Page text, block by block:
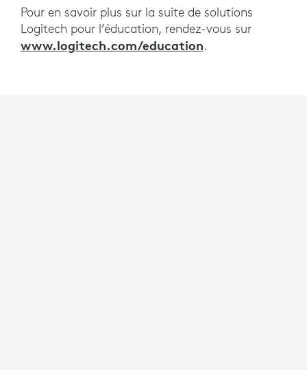
Pour en savoir plus sur la suite de solutions
Logitech pour l’éducation, rendez-vous sur
www.logitech.com/education.